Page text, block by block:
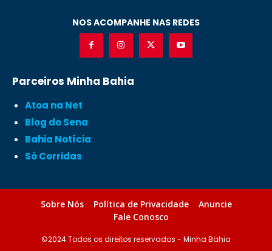
NOS ACOMPANHE NAS REDES
Parceiros Minha Bahia
Atoa na Net
Blog do Sena
Bahia Notícia
Só Corridas
Sobre Nós Política de Privacidade
Anuncie
Fale Conosco
©2024 Todos os direitos reservados - Minha Bahia